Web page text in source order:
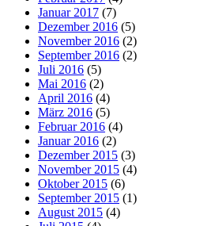
Januar 2017 (7)
Dezember 2016 (5)
November 2016 (2)
September 2016 (2)
Juli 2016 (5)
Mai 2016 (2)
April 2016 (4)
März 2016 (5)
Februar 2016 (4)
Januar 2016 (2)
Dezember 2015 (3)
November 2015 (4)
Oktober 2015 (6)
September 2015 (1)
August 2015 (4)